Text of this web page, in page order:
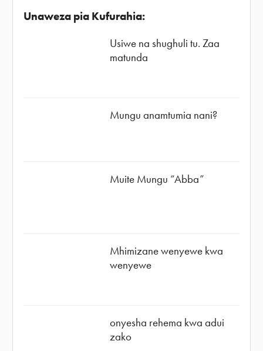
Unaweza pia Kufurahia:
Usiwe na shughuli tu. Zaa
matunda
Mungu anamtumia nani?
Muite Mungu “Abba”
Mhimizane wenyewe kwa
wenyewe
onyesha rehema kwa adui
zako